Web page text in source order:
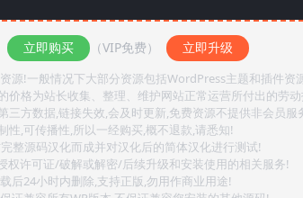
立即购买 （VIP免费） 立即升级
源!一般情况下大部分资源包括WordPress主题和插件资
价格为站长收集、整理、维护网站正常运营所付出的劳动
三方数据,链接失效,会及时更新,免费资源不提供非会员
性,可传播性,所以一经购买,概不退款,请悉知!
整源码汉化而成并对汉化后的简体汉化进行测试!
权许可证/破解或解密/后续升级和安装使用的相关服务!
后24小时内删除,支持正版,勿用作商业用途!